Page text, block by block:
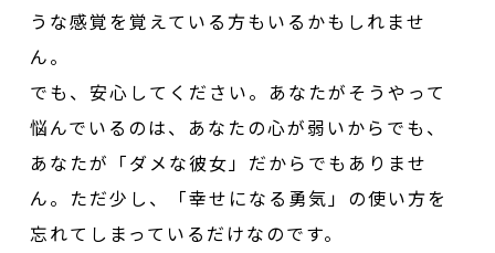
うな感覚を覚えている方もいるかもしれませ
ん。
でも、安心してください。あなたがそうやって
悩んでいるのは、あなたの心が弱いからでも、
あなたが「ダメな彼女」だからでもありませ
ん。ただ少し、「幸せになる勇気」の使い方を
忘れてしまっているだけなのです。